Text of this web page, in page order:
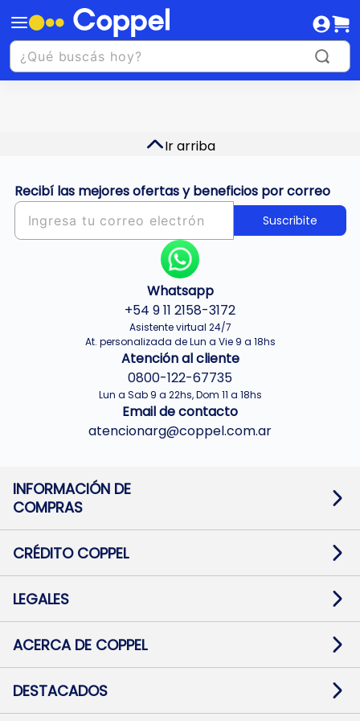
Ir arriba
Recibí las mejores ofertas y beneficios por correo
Suscribite
Whatsapp
+54 9 11 2158-3172
Asistente virtual 24/7
At. personalizada de Lun a Vie 9 a 18hs
Atención al cliente
0800-122-67735
Lun a Sab 9 a 22hs, Dom 11 a 18hs
Email de contacto
atencionarg@coppel.com.ar
INFORMACIÓN DE
COMPRAS
Términos y condiciones
Botón de arrepentimiento
Mapa de sitio
CRÉDITO COPPEL
Solicitar Crédito
Medios de Pago
Pago Fácil Online
LEGALES
Baja contratos
Defensa al consumidor CABA
ACERCA DE COPPEL
Trabajá con Nosotros
Preguntas Frecuentes
DESTACADOS